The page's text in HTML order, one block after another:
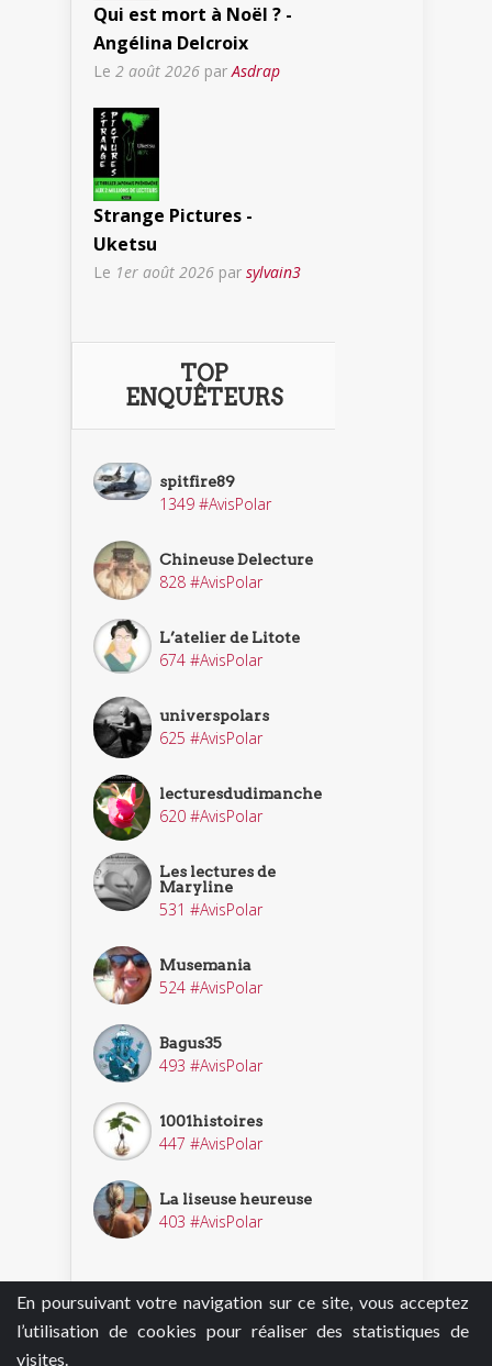
En poursuivant votre navigation sur ce site, vous acceptez
l’utilisation de cookies pour réaliser des statistiques de
visites.
Qui est mort à Noël ? -
Angélina Delcroix
Le 2 août 2026 par Asdrap
Strange Pictures -
Uketsu
Le 1er août 2026 par sylvain3
TOP
ENQUÊTEURS
spitfire89
1349 #AvisPolar
Chineuse Delecture
828 #AvisPolar
L’atelier de Litote
674 #AvisPolar
universpolars
625 #AvisPolar
lecturesdudimanche
620 #AvisPolar
Les lectures de
Maryline
531 #AvisPolar
Musemania
524 #AvisPolar
Bagus35
493 #AvisPolar
1001histoires
447 #AvisPolar
La liseuse heureuse
403 #AvisPolar
Découvrir nos enquêteurs